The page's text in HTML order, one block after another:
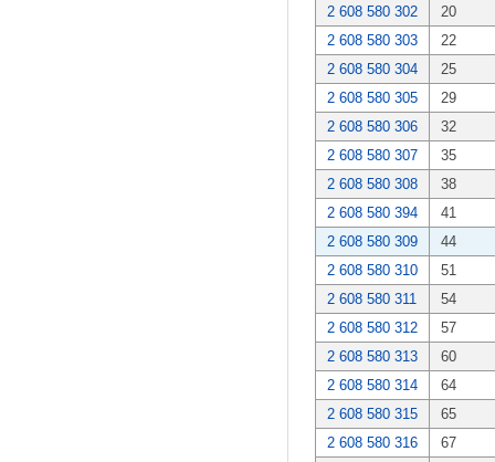
2 608 580 302
20
2 608 580 303
22
2 608 580 304
25
2 608 580 305
29
2 608 580 306
32
2 608 580 307
35
2 608 580 308
38
2 608 580 394
41
2 608 580 309
44
2 608 580 310
51
2 608 580 311
54
2 608 580 312
57
2 608 580 313
60
2 608 580 314
64
2 608 580 315
65
2 608 580 316
67